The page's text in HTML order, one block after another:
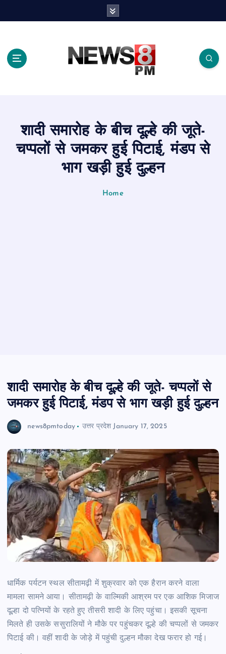
शादी समारोह के बीच दूल्हे की जूते-
चप्पलों से जमकर हुई पिटाई, मंडप से
भाग खड़ी हुई दुल्हन
Home
शादी समारोह के बीच दूल्हे की जूते- चप्पलों से
जमकर हुई पिटाई, मंडप से भाग खड़ी हुई दुल्हन
news8pmtoday उत्तर प्रदेश January 17, 2025
धार्मिक पर्यटन स्थल सीतामढ़ी में शुक्रवार को एक हैरान करने वाला
मामला सामने आया। सीतामढ़ी के वाल्मिकी आश्रम पर एक आशिक मिजाज
दूल्हा दो पत्नियों के रहते हुए तीसरी शादी के लिए पहुंचा। इसकी सूचना
मिलते ही उसके ससुरालियों ने मौके पर पहुंचकर दूल्हे की चप्पलों से जमकर
पिटाई की। वहीं शादी के जोड़े में पहुंची दुल्हन मौका देख फरार हो गई।